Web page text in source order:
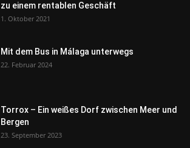
zu einem rentablen Geschäft
1. Oktober 2021
Mit dem Bus in Málaga unterwegs
22. Februar 2024
Torrox – Ein weißes Dorf zwischen Meer und
Bergen
23. September 2023